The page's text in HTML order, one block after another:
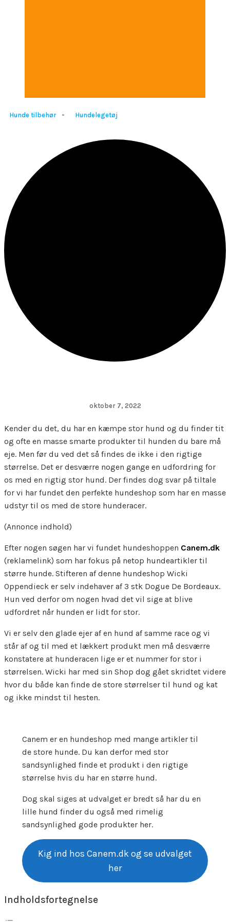
Hunde tilbehør - Hundelegetøj
oktober 7, 2022
Kender du det, du har en kæmpe stor hund og du finder tit
og ofte en masse smarte produkter til hunden du bare må
eje. Men før du ved det så findes de ikke i den rigtige
størrelse. Det er desværre nogen gange en udfordring for
os med en rigtig stor hund. Der findes dog svar på tiltale
for vi har fundet den perfekte hundeshop som har en masse
udstyr til os med de store hunderacer.
(Annonce indhold)
Efter nogen søgen har vi fundet hundeshoppen Canem.dk
(reklamelink) som har fokus på netop hundeartikler til
større hunde. Stifteren af denne hundeshop Wicki
Oppendieck er selv indehaver af 3 stk Dogue De Bordeaux.
Hun ved derfor om nogen hvad det vil sige at blive
udfordret når hunden er lidt for stor.
Vi er selv den glade ejer af en hund af samme race og vi
står af og til med et lækkert produkt men må desværre
konstatere at hunderacen lige er et nummer for stor i
størrelsen. Wicki har med sin Shop dog gået skridtet videre
hvor du både kan finde de store størrelser til hund og kat
og ikke mindst til hesten.
Canem er en hundeshop med mange artikler til
de store hunde. Du kan derfor med stor
sandsynlighed finde et produkt i den rigtige
størrelse hvis du har en større hund.
Dog skal siges at udvalget er bredt så har du en
lille hund finder du også med rimelig
sandsynlighed gode produkter her.
Kig ind hos Canem.dk og se udvalget
her
Indholdsfortegnelse